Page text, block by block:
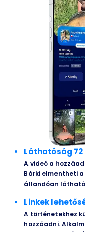
Láthatóság 72
A videó a
Bárki elmentheti
állandóan
Linkek
A történetekhez
hozzáadni.